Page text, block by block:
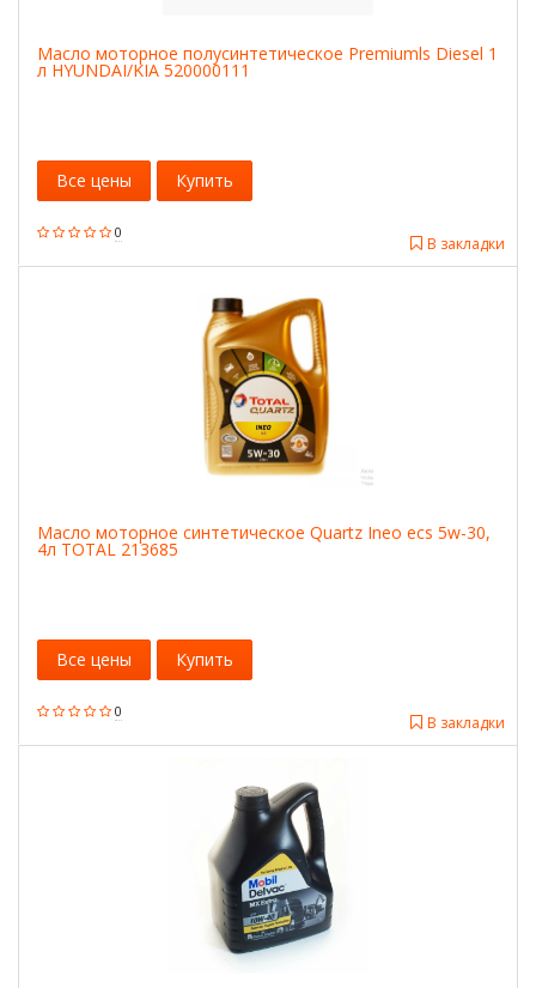
Масло моторное полусинтетическое Premiumls Diesel 1
л HYUNDAI/KIA 520000111
0
В закладки
Все цены Купить
Масло моторное синтетическое Quartz Ineo ecs 5w-30,
4л TOTAL 213685
0
В закладки
Все цены Купить